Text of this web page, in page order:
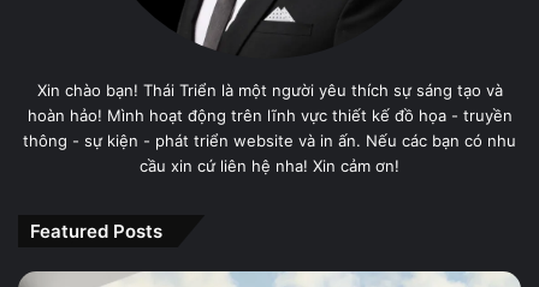
Xin chào bạn! Thái Triển là một người yêu thích sự sáng tạo và
hoàn hảo! Mình hoạt động trên lĩnh vực thiết kế đồ họa - truyền
thông - sự kiện - phát triển website và in ấn. Nếu các bạn có nhu
cầu xin cứ liên hệ nha! Xin cảm ơn!
Featured Posts
PANTONE